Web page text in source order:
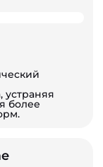
устраняя
более